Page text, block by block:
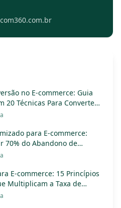
no E-commerce: Guia
20 Técnicas Para Converter
para E-commerce:
70% do Abandono de
Vendas
E-commerce: 15 Princípios
Multiplicam a Taxa de